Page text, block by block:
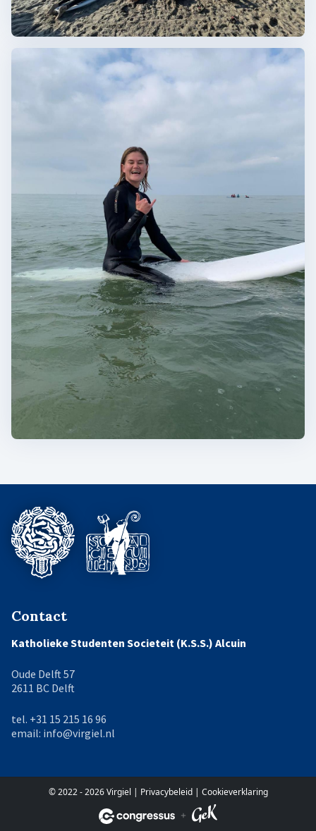
Contact
Katholieke Studenten Societeit (K.S.S.) Alcuin
Oude Delft 57
2611 BC Delft
tel. +31 15 215 16 96
email: info@virgiel.nl
© 2022 - 2026 Virgiel | Privacybeleid| Cookieverklaring